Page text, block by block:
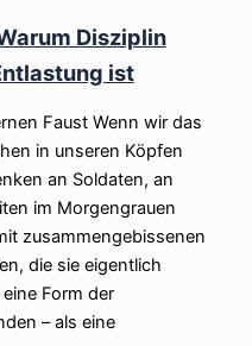
Disziplin
ist
Faust Wenn wir das
in unseren Köpfen
an Soldaten, an
im Morgengrauen
zusammengebissenen
die sie eigentlich
Form der
– als eine